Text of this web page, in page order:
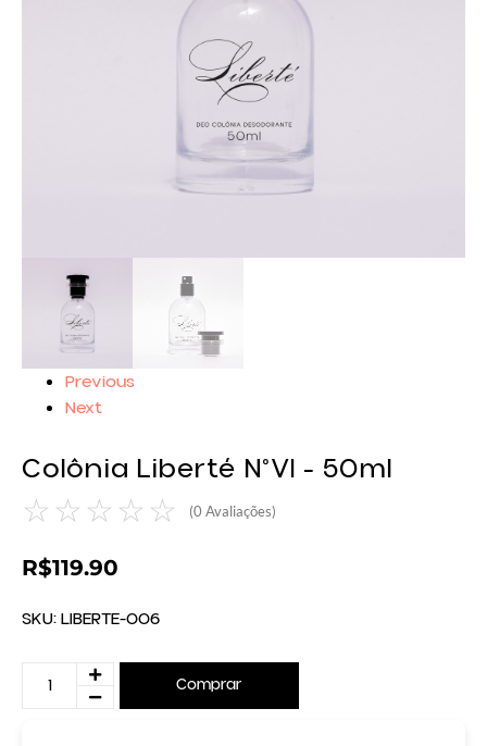
Previous
Next
Colônia Liberté N°VI - 50ml
☆ ☆ ☆ ☆ ☆ (0 Avaliações)
R$119.90
SKU:LIBERTE-006
Comprar